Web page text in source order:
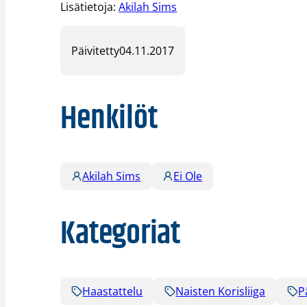
Lisätietoja:Akilah Sims
Päivitetty04.11.2017
Henkilöt
Akilah Sims Ei Ole
Kategoriat
Haastattelu Naisten Korisliiga